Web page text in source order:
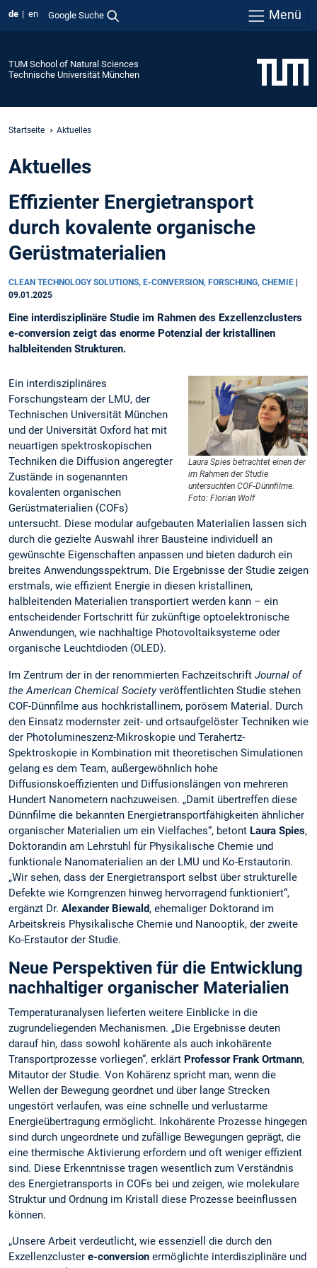
de en Google Suche Menü
TUM School of Natural Sciences
Technische Universität München
Startseite Aktuelles
Aktuelles
Effizienter Energietransport
durch kovalente organische
Gerüstmaterialien
CLEAN TECHNOLOGY SOLUTIONS, E-CONVERSION, FORSCHUNG, CHEMIE
09.01.2025
Eine interdisziplinäre Studie im Rahmen des Exzellenzclusters
e-conversion zeigt das enorme Potenzial der kristallinen
halbleitenden Strukturen.
Laura Spies betrachtet einen der
im Rahmen der Studie
untersuchten COF-Dünnfilme.
Foto: Florian Wolf
Ein interdisziplinäres
Forschungsteam der LMU, der
Technischen Universität München
und der Universität Oxford hat mit
neuartigen spektroskopischen
Techniken die Diffusion angeregter
Zustände in sogenannten
kovalenten organischen
Gerüstmaterialien (COFs)
untersucht. Diese modular aufgebauten Materialien lassen sich
durch die gezielte Auswahl ihrer Bausteine individuell an
gewünschte Eigenschaften anpassen und bieten dadurch ein
breites Anwendungsspektrum. Die Ergebnisse der Studie zeigen
erstmals, wie effizient Energie in diesen kristallinen,
halbleitenden Materialien transportiert werden kann – ein
entscheidender Fortschritt für zukünftige optoelektronische
Anwendungen, wie nachhaltige Photovoltaiksysteme oder
organische Leuchtdioden (OLED).
Im Zentrum der in der renommierten Fachzeitschrift Journal of
the American Chemical Societyveröffentlichten Studie stehen
COF-Dünnfilme aus hochkristallinem, porösem Material. Durch
den Einsatz modernster zeit- und ortsaufgelöster Techniken wie
der Photolumineszenz-Mikroskopie und Terahertz-
Spektroskopie in Kombination mit theoretischen Simulationen
gelang es dem Team, außergewöhnlich hohe
Diffusionskoeffizienten und Diffusionslängen von mehreren
Hundert Nanometern nachzuweisen. „Damit übertreffen diese
Dünnfilme die bekannten Energietransportfähigkeiten ähnlicher
organischer Materialien um ein Vielfaches“, betont Laura Spies,
Doktorandin am Lehrstuhl für Physikalische Chemie und
funktionale Nanomaterialien an der LMU und Ko-Erstautorin.
„Wir sehen, dass der Energietransport selbst über strukturelle
Defekte wie Korngrenzen hinweg hervorragend funktioniert“,
ergänzt Dr. Alexander Biewald, ehemaliger Doktorand im
Arbeitskreis Physikalische Chemie und Nanooptik, der zweite
Ko-Erstautor der Studie.
Neue Perspektiven für die Entwicklung
nachhaltiger organischer Materialien
Temperaturanalysen lieferten weitere Einblicke in die
zugrundeliegenden Mechanismen. „Die Ergebnisse deuten
darauf hin, dass sowohl kohärente als auch inkohärente
Transportprozesse vorliegen“, erklärt Professor Frank Ortmann,
Mitautor der Studie. Von Kohärenz spricht man, wenn die
Wellen der Bewegung geordnet und über lange Strecken
ungestört verlaufen, was eine schnelle und verlustarme
Energieübertragung ermöglicht. Inkohärente Prozesse hingegen
sind durch ungeordnete und zufällige Bewegungen geprägt, die
eine thermische Aktivierung erfordern und oft weniger effizient
sind. Diese Erkenntnisse tragen wesentlich zum Verständnis
des Energietransports in COFs bei und zeigen, wie molekulare
Struktur und Ordnung im Kristall diese Prozesse beeinflussen
können.
„Unsere Arbeit verdeutlicht, wie essenziell die durch den
Exzellenzcluster e-conversion ermöglichte interdisziplinäre und